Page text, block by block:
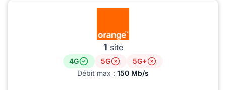
1 site
4G 5G
5G+
Débit max : 150 Mb/s